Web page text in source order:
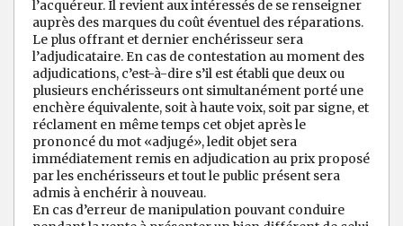
l’acquéreur. Il revient aux intéressés de se renseigner
auprès des marques du coût éventuel des réparations.
Le plus offrant et dernier enchérisseur sera
l’adjudicataire. En cas de contestation au moment des
adjudications, c’est-à-dire s’il est établi que deux ou
plusieurs enchérisseurs ont simultanément porté une
enchère équivalente, soit à haute voix, soit par signe, et
réclament en même temps cet objet après le
prononcé du mot «adjugé», ledit objet sera
immédiatement remis en adjudication au prix proposé
par les enchérisseurs et tout le public présent sera
admis à enchérir à nouveau.
En cas d’erreur de manipulation pouvant conduire